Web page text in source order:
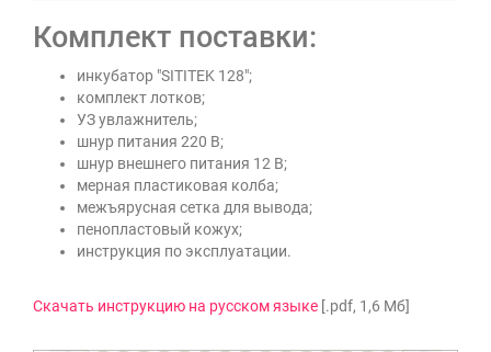
Комплект поставки:
инкубатор "SITITEK 128";
комплект лотков;
УЗ увлажнитель;
шнур питания 220 В;
шнур внешнего питания 12 В;
мерная пластиковая колба;
межъярусная сетка для вывода;
пенопластовый кожух;
инструкция по эксплуатации.
Скачать инструкцию на русском языке [.pdf, 1,6 Мб]